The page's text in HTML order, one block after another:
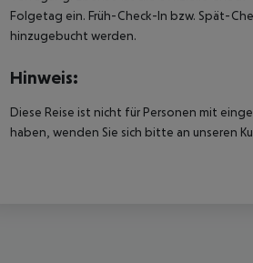
Folgetag ein. Früh-Check-In bzw. Spät-
hinzugebucht werden.
Hinweis:
Diese Reise ist nicht für Personen mit
haben, wenden Sie sich bitte an unseren